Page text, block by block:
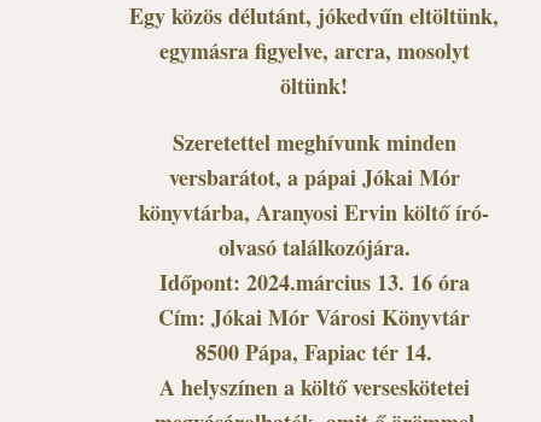
Egy közös délutánt, jókedvűn eltöltünk,
egymásra figyelve, arcra, mosolyt
öltünk!
Szeretettel meghívunk minden
versbarátot, a pápai Jókai Mór
könyvtárba, Aranyosi Ervin költő író-
olvasó találkozójára.
Időpont: 2024.március 13. 16 óra
Cím: Jókai Mór Városi Könyvtár
8500 Pápa, Fapiac tér 14.
A helyszínen a költő verseskötetei